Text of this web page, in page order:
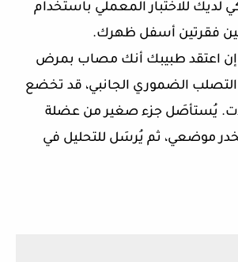
لديك للاختبار المعملي باستخدام
بين فقرتين أسفل ظهرك.
إن اعتقد طبيبك أنك مصاب بمرض
الضموري الجانبي، قد تخضع
يُستأصَل جزء صغير من عضلة
موضعي، ثم يُرسَل للتحليل في